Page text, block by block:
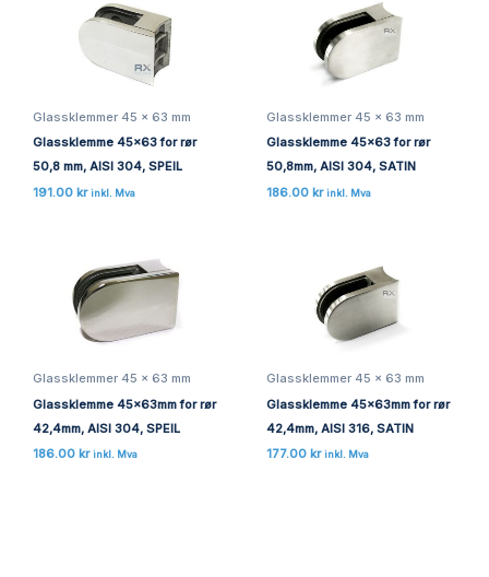
Glassklemmer 45 x 63 mm
Glassklemme 45×63 for rør
50,8 mm, AISI 304, SPEIL
191.00 kr inkl. Mva
Glassklemmer 45 x 63 mm
Glassklemme 45×63 for rør
50,8mm, AISI 304, SATIN
186.00 kr inkl. Mva
Glassklemmer 45 x 63 mm
Glassklemme 45x63mm for rør
42,4mm, AISI 304, SPEIL
186.00 kr inkl. Mva
Glassklemmer 45 x 63 mm
Glassklemme 45x63mm for rør
42,4mm, AISI 316, SATIN
177.00 kr inkl. Mva